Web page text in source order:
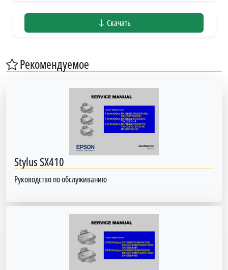
Скачать
Рекомендуемое
Stylus SX410
Руководство по обслуживанию